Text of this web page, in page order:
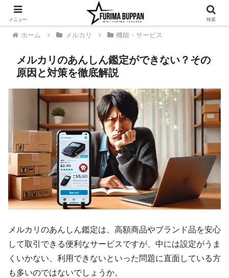
ホーム メルカリ 機能・サービス
メルカリのあんしん鑑定ができない？その
原因と対策を徹底解説
メルカリのあんしん鑑定は、高額商品やブランド品を安心
して取引できる便利なサービスですが、中には設定がうま
くいかない、利用できないといった問題に直面している方
も多いのではないでしょうか。
メニュー 検索